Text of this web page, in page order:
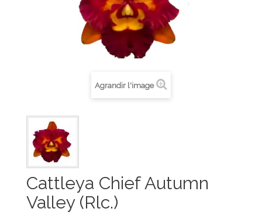
Agrandir l'image
Cattleya Chief Autumn
Valley (Rlc.)